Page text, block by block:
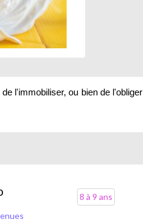
de l'immobiliser, ou bien de l'obliger
8 à 9 ans